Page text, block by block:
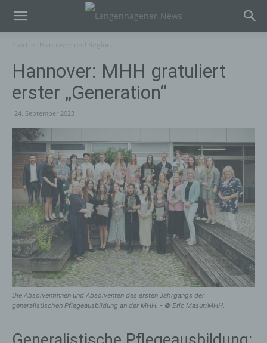
Hannover: MHH gratuliert
erster „Generation“
24. September 2023
Die Absolventinnen und Absolventen des ersten Jahrgangs der
generalistischen Pflegeausbildung an der MHH. - © Eric Masur/MHH.